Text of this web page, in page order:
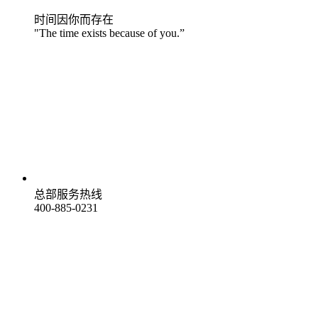
时间因你而存在
"The time exists because of you.”
总部服务热线
400-885-0231